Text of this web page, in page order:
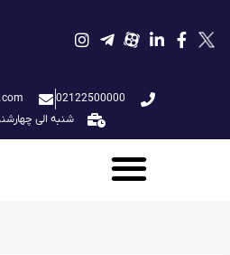
محتوا
02122500000
شنبه الی چهارشنبه 8